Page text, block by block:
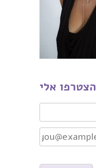
הצטרפו אלי